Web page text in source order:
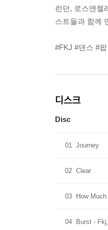
런던, 로스앤젤
스트들과 함께
#FKJ #댄스 #
디스크
Disc
01 Journey
02 Clear
03 How
04 Burst -